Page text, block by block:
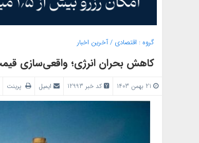
گروه : اقتصادی /آخرین اخبار
کاهش بحران انرژی؛ واقعی‌سازی
کد خبر 12993 ایمیل پرینت